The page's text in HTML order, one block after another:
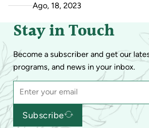
Ago, 18, 2023
Stay in Touch
Become a subscriber and get our
programs, and news in your inbox.
Subscribe